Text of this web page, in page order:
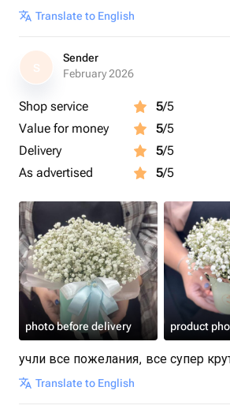
Translate to English
S
Sender
February 2026
Shop service 5/5
Value for money
5/5
Delivery
5/5
As advertised
5/5
photo before delivery product
учли все пожелания, все супер
Translate to English